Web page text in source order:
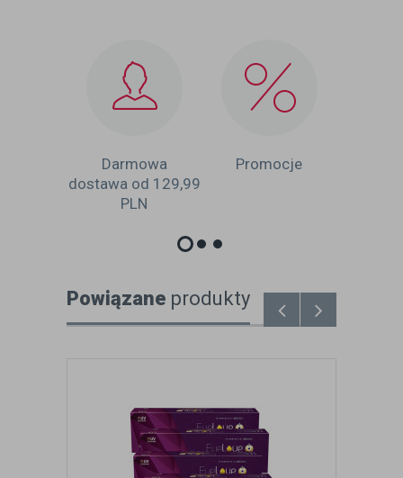
Darmowa
dostawa od 129,99
PLN
Promocje
Powiązane produkty